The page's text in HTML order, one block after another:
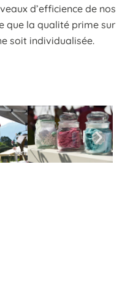
d’efficience de nos
que la qualité prime sur
soit individualisée.